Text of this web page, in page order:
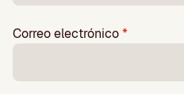
Correo electrónico*